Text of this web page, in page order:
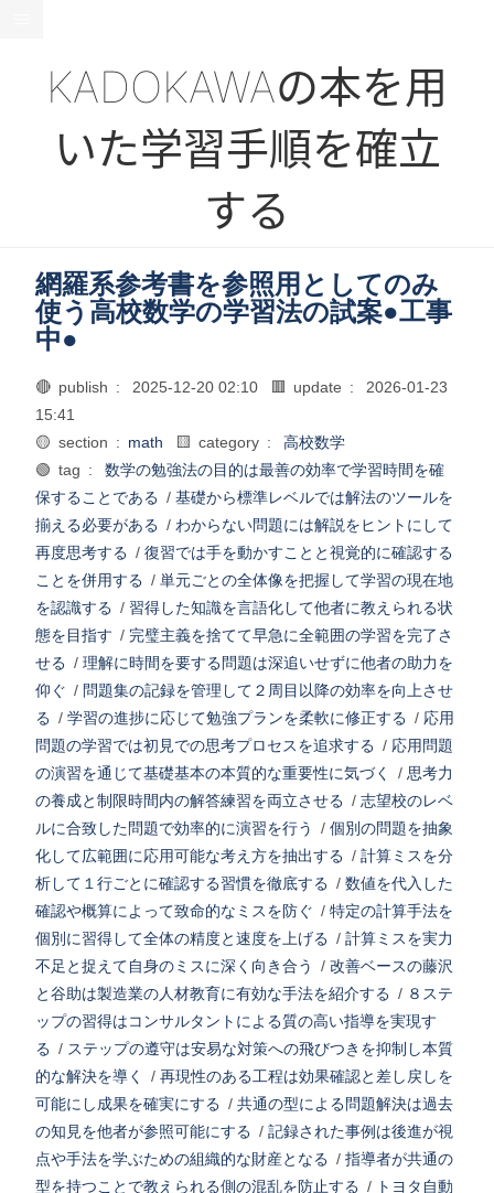
KADOKAWAの本を用
いた学習手順を確立
する
網羅系参考書を参照用としてのみ
使う高校数学の学習法の試案●工事
中●
🔴 publish : 2025-12-20 02:10 🟥 update :
2026-01-23
15:41
🟡 section : math 🟨 category :
高校数学
🟢 tag :
数学の勉強法の目的は最善の効率で学習時間を確
保することである / 基礎から標準レベルでは解法のツールを
揃える必要がある / わからない問題には解説をヒントにして
再度思考する / 復習では手を動かすことと視覚的に確認する
ことを併用する / 単元ごとの全体像を把握して学習の現在地
を認識する / 習得した知識を言語化して他者に教えられる状
態を目指す / 完璧主義を捨てて早急に全範囲の学習を完了さ
せる / 理解に時間を要する問題は深追いせずに他者の助力を
仰ぐ / 問題集の記録を管理して２周目以降の効率を向上させ
る / 学習の進捗に応じて勉強プランを柔軟に修正する / 応用
問題の学習では初見での思考プロセスを追求する / 応用問題
の演習を通じて基礎基本の本質的な重要性に気づく
/ 思考力
の養成と制限時間内の解答練習を両立させる / 志望校のレベ
ルに合致した問題で効率的に演習を行う
/ 個別の問題を抽象
化して広範囲に応用可能な考え方を抽出する / 計算ミスを分
析して１行ごとに確認する習慣を徹底する / 数値を代入した
確認や概算によって致命的なミスを防ぐ / 特定の計算手法を
個別に習得して全体の精度と速度を上げる / 計算ミスを実力
不足と捉えて自身のミスに深く向き合う
/ 改善ベースの藤沢
と谷助は製造業の人材教育に有効な手法を紹介する / ８ステ
ップの習得はコンサルタントによる質の高い指導を実現す
る / ステップの遵守は安易な対策への飛びつきを抑制し本質
的な解決を導く
/ 再現性のある工程は効果確認と差し戻しを
可能にし成果を確実にする / 共通の型による問題解決は過去
の知見を他者が参照可能にする / 記録された事例は後進が視
点や手法を学ぶための組織的な財産となる / 指導者が共通の
型を持つことで教えられる側の混乱を防止する / トヨタ自動